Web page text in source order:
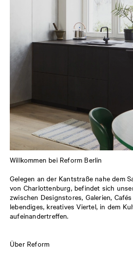
Willkommen bei Reform Berlin
Gelegen an der Kantstraße nahe dem
von Charlottenburg, befindet sich
zwischen Designstores, Galerien,
lebendiges, kreatives Viertel, in dem
aufeinandertreffen.
Über Reform